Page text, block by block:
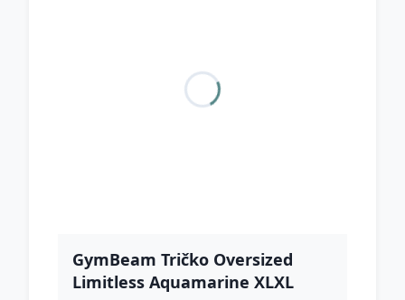
GymBeam Tričko Oversized
Limitless Aquamarine XLXL